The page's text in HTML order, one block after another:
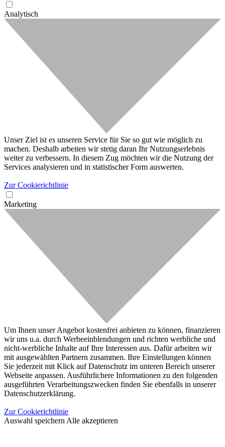
Analytisch
Unser Ziel ist es unseren Service für Sie so gut wie möglich zu
machen. Deshalb arbeiten wir stetig daran Ihr Nutzungserlebnis
weiter zu verbessern. In diesem Zug möchten wir die Nutzung der
Services analysieren und in statistischer Form auswerten.
Zur Cookierichtlinie
Marketing
Um Ihnen unser Angebot kostenfrei anbieten zu können, finanzieren
wir uns u.a. durch Werbeeinblendungen und richten werbliche und
nicht-werbliche Inhalte auf Ihre Interessen aus. Dafür arbeiten wir
mit ausgewählten Partnern zusammen. Ihre Einstellungen können
Sie jederzeit mit Klick auf Datenschutz im unteren Bereich unserer
Webseite anpassen. Ausführlichere Informationen zu den folgenden
ausgeführten Verarbeitungszwecken finden Sie ebenfalls in unserer
Datenschutzerklärung.
Zur Cookierichtlinie
Auswahl speichern Alle akzeptieren